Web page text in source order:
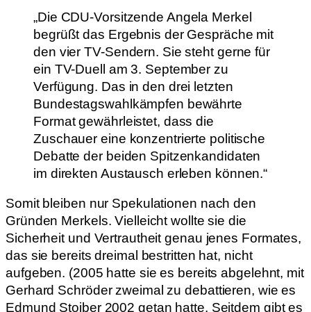
„Die CDU-Vorsitzende Angela Merkel
begrüßt das Ergebnis der Gespräche mit
den vier TV-Sendern. Sie steht gerne für
ein TV-Duell am 3. September zu
Verfügung. Das in den drei letzten
Bundestagswahlkämpfen bewährte
Format gewährleistet, dass die
Zuschauer eine konzentrierte politische
Debatte der beiden Spitzenkandidaten
im direkten Austausch erleben können.“
Somit bleiben nur Spekulationen nach den
Gründen Merkels. Vielleicht wollte sie die
Sicherheit und Vertrautheit genau jenes Formates,
das sie bereits dreimal bestritten hat, nicht
aufgeben. (2005 hatte sie es bereits abgelehnt, mit
Gerhard Schröder zweimal zu debattieren, wie es
Edmund Stoiber 2002 getan hatte. Seitdem gibt es